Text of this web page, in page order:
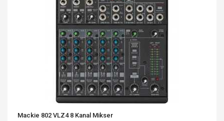
Mackie 802 VLZ4 8 Kanal Mikser